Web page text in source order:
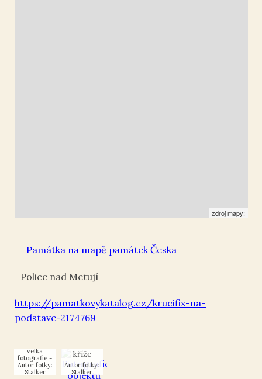
zdroj mapy:
Památka na mapě památek Česka
Police nad Metují
https://pamatkovykatalog.cz/krucifix-na-
podstave-2174769
Autor fotky:
Stalker
kříže
Autor fotky:
Stalker